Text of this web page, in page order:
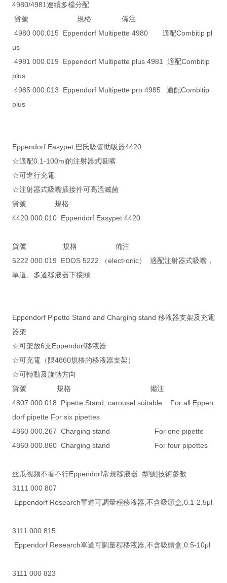
4980/4981連續多檔分配
貨號 規格 備注
4980 000.015 Eppendorf Multipette 4980 適配Combitip pl
us
4981 000.019 Eppendorf Multipette plus 4981 適配Combitip
plus
4985 000.013 Eppendorf Multipette pro 4985 適配Combitip
plus
Eppendorf Easypet 巴氏吸管助吸器4420
☆適配0.1-100ml的注射器式吸嘴
☆可進行充電
☆注射器式吸嘴插接件可高溫滅菌
貨號 規格
4420 000.010 Eppendorf Easypet 4420
貨號 規格 備注
5222 000.019 EDOS 5222 （electronic） 適配注射器式吸嘴，
單道、多道移液器下接頭
Eppendorf Pipette Stand and Charging stand 移液器支架及充電
器架
☆可架放6支Eppendorf移液器
☆可充電（限4860規格的移液器支架）
☆可轉動及旋轉方向
貨號 規格 備注
4807 000.018 Pipette Stand, carousel suitable For all Eppen
dorf pipette For six pipettes
4860 000.267 Charging stand For one pipette
4860 000.860 Charging stand For four pipettes
丝瓜视频不看不行Eppendorf常規移液器 型號|技術參數
3111 000 807
Eppendorf Research單道可調量程移液器,不含吸頭盒,0.1-2.5μl
3111 000 815
Eppendorf Research單道可調量程移液器,不含吸頭盒,0.5-10μl
3111 000 823